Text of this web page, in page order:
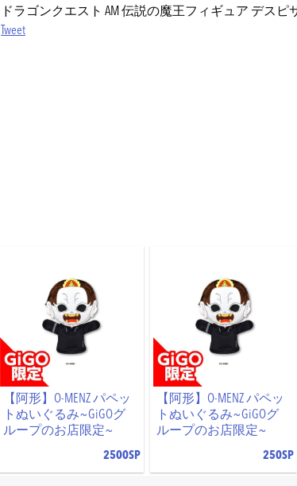
ドラゴンクエスト AM 伝説の魔王フィギュア デスピ
Tweet
【阿形】O-MENZ パペッ
トぬいぐるみ~GiGOグ
ループのお店限定~
2500SP
【阿形】O-MENZ パペッ
トぬいぐるみ~GiGOグ
ループのお店限定~
250SP